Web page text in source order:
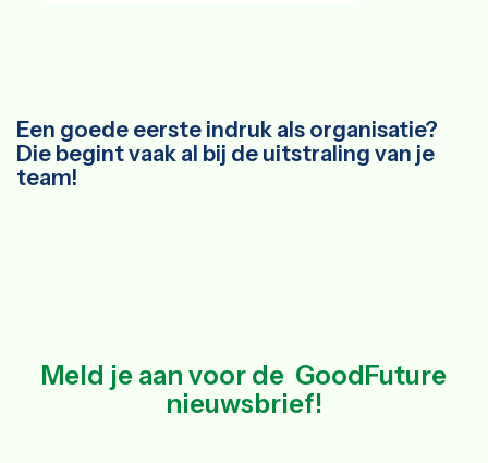
Een goede eerste indruk als organisatie?
Die begint vaak al bij de uitstraling van je
team!
Meld je aan voor de GoodFuture
nieuwsbrief!